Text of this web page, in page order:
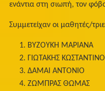
ενάντια στη σιωπή, τον
Συμμετείχαν οι μαθητές/
ΒΥΖΟΥΚΗ ΜΑΡΙΑΝΑ
ΓΙΩΤΑΚΗΣ
ΔΑΜΑΙ ΑΝΤΟΝΙΟ
ΖΩΜΠΡΑΣ ΘΩΜΑΣ